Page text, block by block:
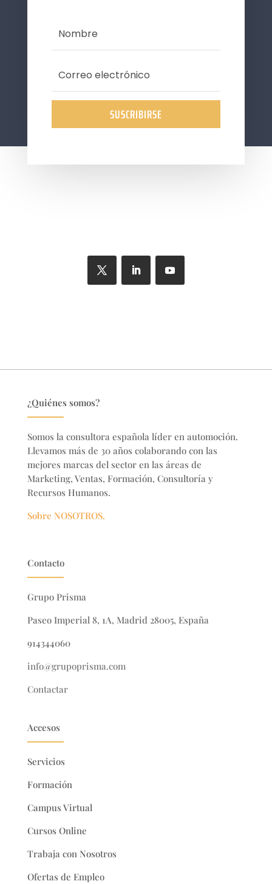
SUSCRIBIRSE
¿Quiénes somos?
Somos la consultora española líder en automoción.
Llevamos más de 30 años colaborando con las
mejores marcas del sector en las áreas de
Marketing, Ventas, Formación, Consultoría y
Recursos Humanos.
Sobre NOSOTROS.
Contacto
Grupo Prisma
Paseo Imperial 8, 1A, Madrid 28005, España
914344060
info@grupoprisma.com
Contactar
Accesos
Servicios
Formación
Campus Virtual
Cursos Online
Trabaja con Nosotros
Ofertas de Empleo